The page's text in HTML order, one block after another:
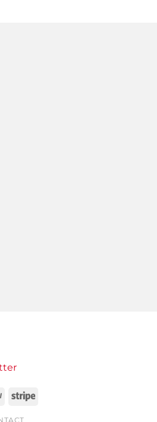
PayPal Stripe